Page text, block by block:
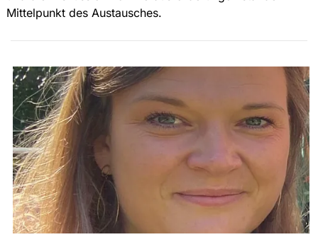
Mittelpunkt des Austausches.